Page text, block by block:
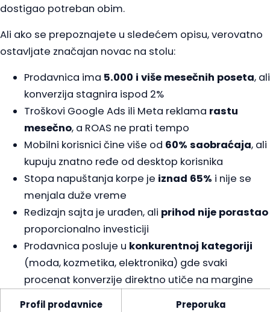
dostigao potreban obim.
Ali ako se prepoznajete u sledećem opisu, verovatno
ostavljate značajan novac na stolu:
Prodavnica ima 5.000 i više mesečnih poseta, ali
konverzija stagnira ispod 2%
Troškovi Google Ads ili Meta reklama rastu
mesečno, a ROAS ne prati tempo
Mobilni korisnici čine više od 60% saobraćaja, ali
kupuju znatno ređe od desktop korisnika
Stopa napuštanja korpe je iznad 65% i nije se
menjala duže vreme
Redizajn sajta je urađen, ali prihod nije porastao
proporcionalno investiciji
Prodavnica posluje u konkurentnoj kategoriji
(moda, kozmetika, elektronika) gde svaki
procenat konverzije direktno utiče na margine
Profil prodavnice Preporuka